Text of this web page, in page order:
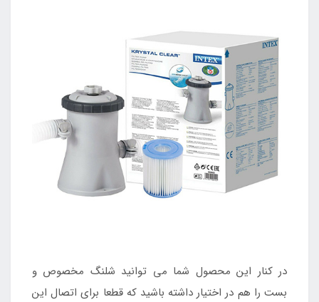
در کنار این محصول شما می توانید شلنگ مخصوص و
بست را هم در اختیار داشته باشید که قطعا برای اتصال این